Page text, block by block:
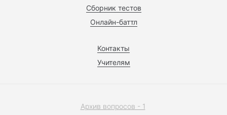
Сборник тестов
Онлайн-баттл
Контакты
Учителям
Архив вопросов - 1